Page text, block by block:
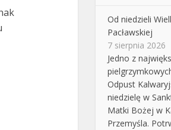
Od niedzieli
Pacławskiej
7 sierpnia 2026
Jedno z
Odpust
niedzielę w
Matki Bożej w
Przemyśla.